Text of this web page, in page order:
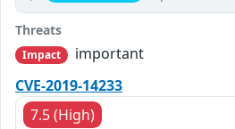
Threats
Impact
important
CVE-2019-14233
7.5 (High)